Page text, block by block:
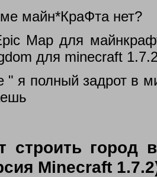
майн*КраФта нет?
Map для
для minecraft
" я полный задрот в
строить город
Minecraft